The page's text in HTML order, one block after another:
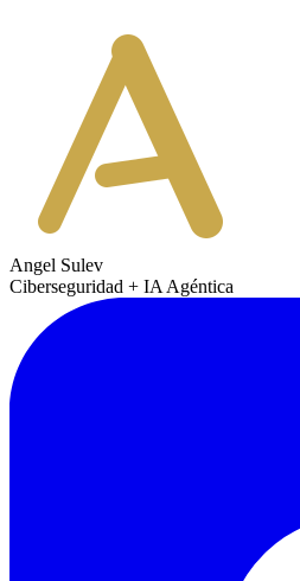
Angel Sulev
Ciberseguridad + IA Agéntica